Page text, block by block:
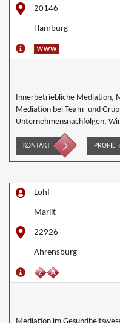
20146
Hamburg
Innerbetriebliche Mediation,
Mediation bei Team- und
Unternehmensnachfolgen,
KONTAKT PROFIL
Lohf
Marlit
22926
Ahrensburg